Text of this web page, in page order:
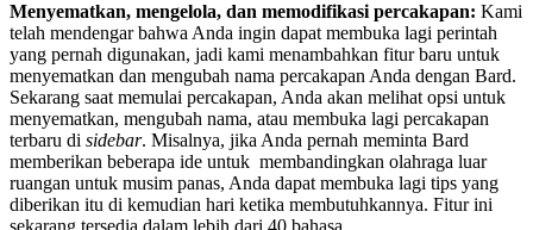
Menyematkan, mengelola, dan memodifikasi percakapan: Kami
telah mendengar bahwa Anda ingin dapat membuka lagi perintah
yang pernah digunakan, jadi kami menambahkan fitur baru untuk
menyematkan dan mengubah nama percakapan Anda dengan Bard.
Sekarang saat memulai percakapan, Anda akan melihat opsi untuk
menyematkan, mengubah nama, atau membuka lagi percakapan
terbaru di sidebar. Misalnya, jika Anda pernah meminta Bard
memberikan beberapa ide untuk membandingkan olahraga luar
ruangan untuk musim panas, Anda dapat membuka lagi tips yang
diberikan itu di kemudian hari ketika membutuhkannya. Fitur ini